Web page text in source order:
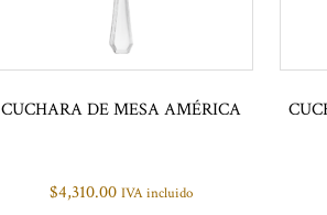
CUCHARA DE MESA AMÉRICA
$4,310.00 IVA incluido